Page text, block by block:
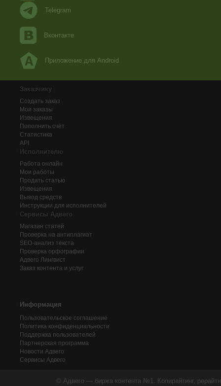
Telegram
Вконтакте
Приложение для Android
Заказчику
Создать заказ
Мои заказы
Извещения
Пополнить счёт
Статистика
API
Исполнителю
Работа онлайн
Мои работы
Продать статью
Извещения
Вывод средств
Инструкции для исполнителей
Сервисы Адвего
Магазин статей
Проверка на антиплагиат
SEO-анализ текста
Проверка орфографии
Адвего Лингвист
Заказ контента и услуг
Информация
Пользовательское соглашение
Политика конфиденциальности
Поддержка пользователей
Партнерская программа
Новости Адвего
Сервисы Адвего
© Адвего — биржа контента №1. Копирайтинг,